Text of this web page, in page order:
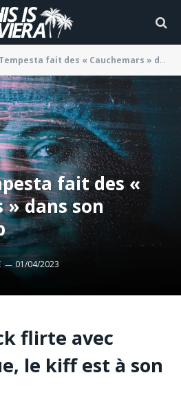
fait des « Cauchemars » dans son nouveau clip
fait des «
» dans son
01/04/2023
flirte avec
le kiff est à son